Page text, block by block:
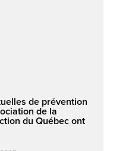
de prévention
de la
du Québec ont